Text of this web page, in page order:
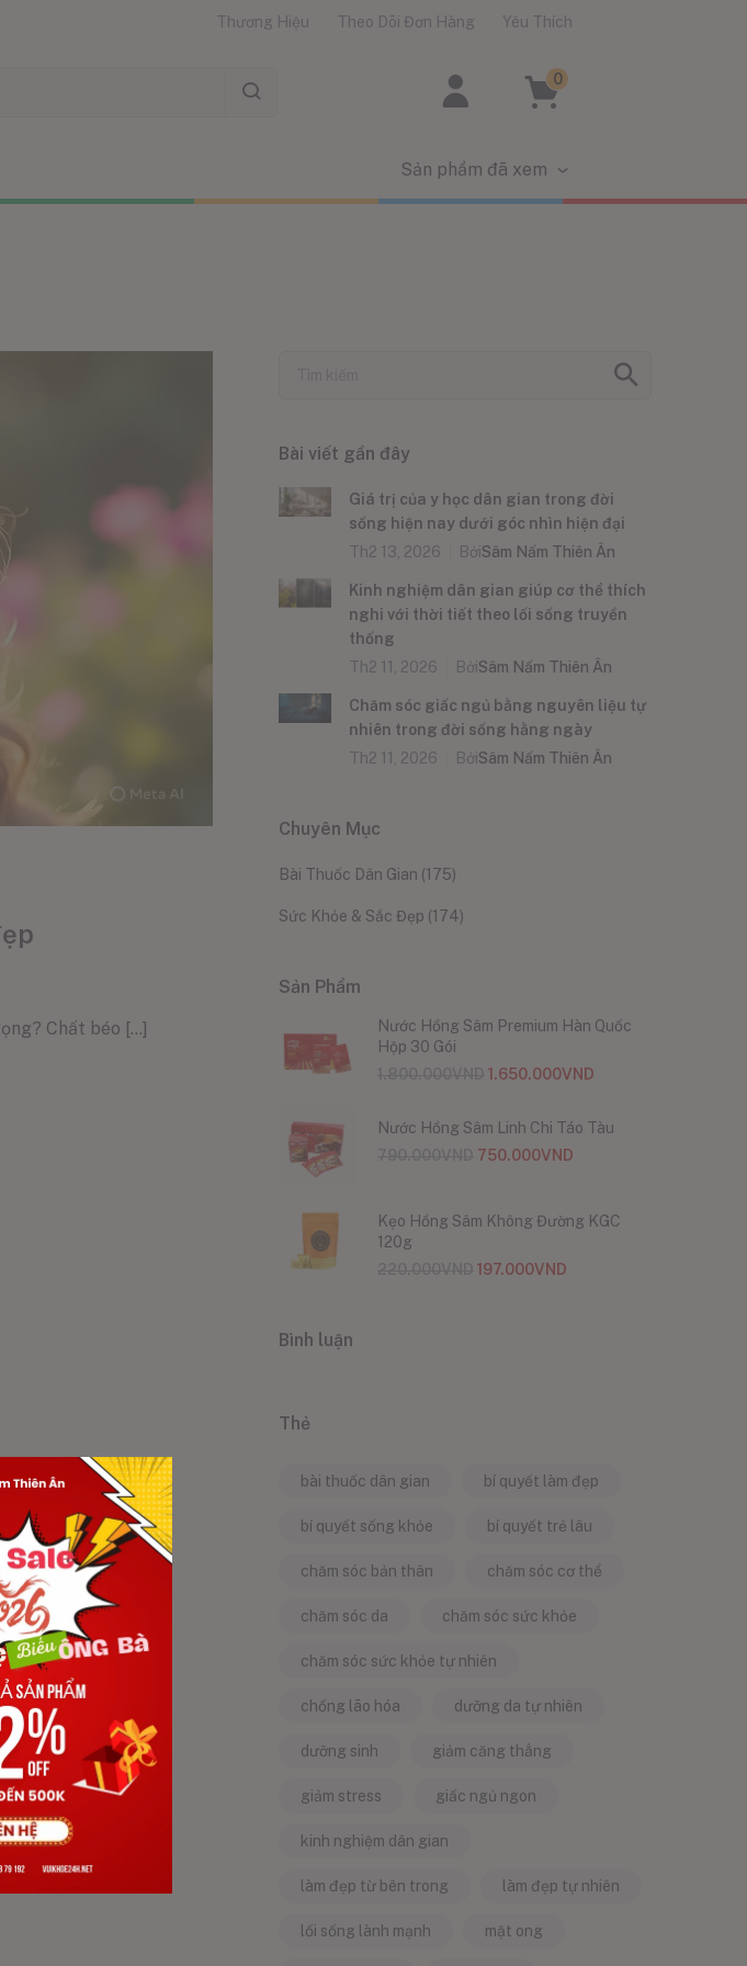
Thương Hiệu Theo Dõi Đơn Hàng Yêu Thích
0
Sản phẩm đã xem
Chất béo [...]
Bài viết gần đây
Giá trị của y học dân gian trong đời
sống hiện nay dưới góc nhìn hiện đại
Th2 13, 2026
BởiSâm Nấm Thiên Ân
Kinh nghiệm dân gian giúp cơ thể thích
nghi với thời tiết theo lối sống truyền
thống
Th2 11, 2026
BởiSâm Nấm Thiên Ân
Chăm sóc giấc ngủ bằng nguyên liệu tự
nhiên trong đời sống hằng ngày
Th2 11, 2026
BởiSâm Nấm Thiên Ân
Chuyên Mục
Bài Thuốc Dân Gian (175)
Sức Khỏe & Sắc Đẹp (174)
Sản Phẩm
Nước Hồng Sâm Premium Hàn Quốc
Hộp 30 Gói
1.650.000VND
Nước Hồng Sâm Linh Chi Táo Tàu
750.000VND
Kẹo Hồng Sâm Không Đường KGC
120g
197.000VND
Bình luận
Thẻ
bài thuốc dân gian bí quyết làm đẹp
bí quyết sống khỏe bí quyết trẻ lâu
chăm sóc bản thân chăm sóc cơ thể
chăm sóc da chăm sóc sức khỏe
chăm sóc sức khỏe tự nhiên
chống lão hóa dưỡng da tự nhiên
dưỡng sinh giảm căng thẳng
giảm stress giấc ngủ ngon
kinh nghiệm dân gian
làm đẹp từ bên trong làm đẹp tự nhiên
lối sống lành mạnh mật ong